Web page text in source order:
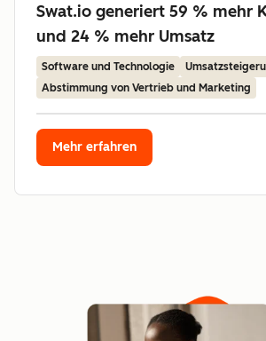
Swat.io generiert 59 % mehr
und 24 % mehr Umsatz
Software und Technologie
Abstimmung von Vertrieb und Marketing
Mehr erfahren